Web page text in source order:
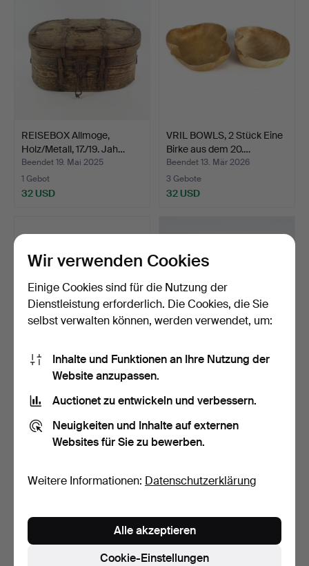
REISEBOX Allmoge,
Holz/Metall, 17./19. Jah…
Beendet 19. Mai 2025
1 Gebot
32 USD
VRIL BOWLS, 2 Stück Eine
Birke aus dem 20.…
Beendet 13. Mär 2026
3 Gebote
32 USD
SPANNSCHACHTEL,
Volkskunst, 19. Jahrhunder…
Beendet 23. Mai 2026
32 USD
SWEPASK, Bauer, 18.
Beendet 1. Sep 2023
27 USD
Wir verwenden Cookies
Einige Cookies sind für die Nutzung der
Dienstleistung erforderlich. Die Cookies, die Sie
selbst verwalten können, werden verwendet, um:
Inhalte und Funktionen an Ihre Nutzung der
Website anzupassen.
Auctionet zu entwickeln und verbessern.
Neuigkeiten und Inhalte auf externen
Websites für Sie zu bewerben.
Weitere Informationen: Datenschutzerklärung
Cookie-Einstellungen
Alle akzeptieren